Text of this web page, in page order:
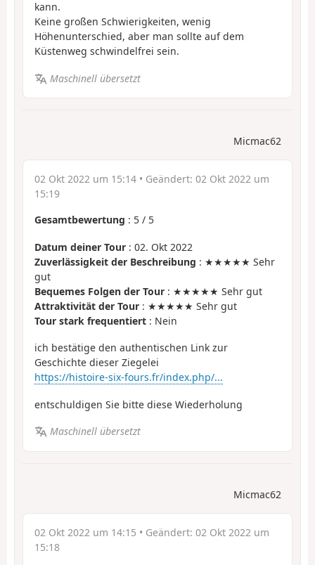
kann.
Keine großen Schwierigkeiten, wenig
Höhenunterschied, aber man sollte auf dem
Küstenweg schwindelfrei sein.
Maschinell übersetzt
Micmac62
02 Okt 2022 um 15:14 • Geändert: 02 Okt 2022 um
15:19
Gesamtbewertung : 5 / 5
Datum deiner Tour : 02. Okt 2022
Zuverlässigkeit der Beschreibung : ★★★★★ Sehr
gut
Bequemes Folgen der Tour : ★★★★★ Sehr gut
Attraktivität der Tour : ★★★★★ Sehr gut
Tour stark frequentiert : Nein
ich bestätige den authentischen Link zur
Geschichte dieser Ziegelei
https://histoire-six-fours.fr/index.php/...
entschuldigen Sie bitte diese Wiederholung
Maschinell übersetzt
Micmac62
02 Okt 2022 um 14:15 • Geändert: 02 Okt 2022 um
15:18